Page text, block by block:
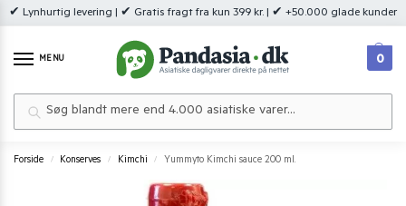
✔ Lynhurtig levering | ✔ Gratis fragt fra kun 399 kr. | ✔ +50.000 glade kunder
MENU 0
Forside / Konserves / Kimchi / Yummyto Kimchi sauce 200 ml.